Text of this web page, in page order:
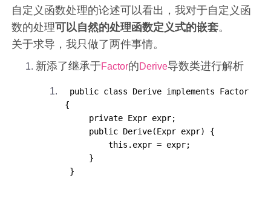
自定义函数处理的论述可以看出，我对于自定义函
数的处理可以自然的处理函数定义式的嵌套。
关于求导，我只做了两件事情。
新添了继承于Factor的Derive导数类进行解析
public class Derive implements Factor
{
private Expr expr;
public Derive(Expr expr) {
this.expr = expr;
}
}